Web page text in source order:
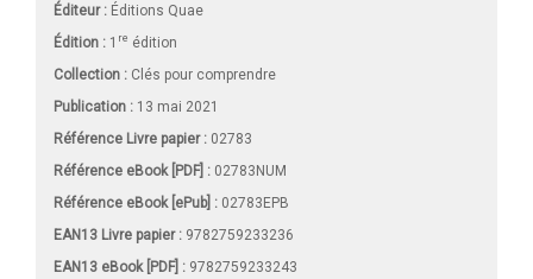
Éditeur : Éditions Quae
Édition : 1 re édition
Collection : Clés pour comprendre
Publication : 13 mai 2021
Référence Livre papier : 02783
Référence eBook [PDF] : 02783NUM
Référence eBook [ePub] : 02783EPB
EAN13 Livre papier : 9782759233236
EAN13 eBook [PDF] : 9782759233243